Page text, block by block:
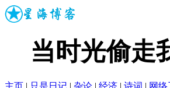
当时光偷走
主页 | 只是日记 | 杂论 | 经济 | 诗词 | 网